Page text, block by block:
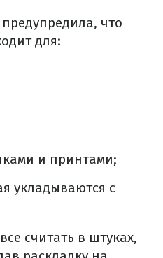
что
для:
и принтами;
укладываются с
считать в штуках,